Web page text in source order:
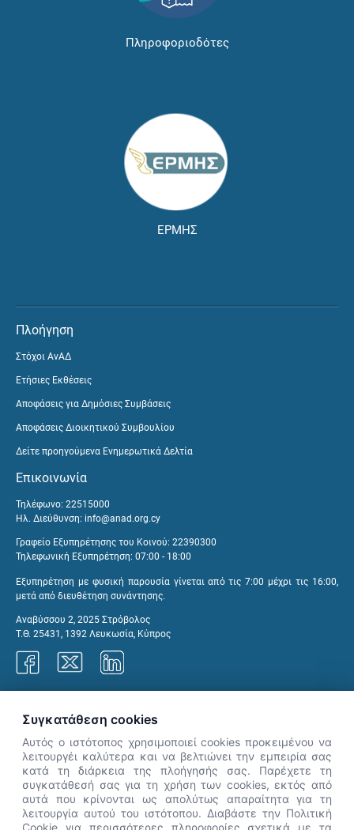
Πληροφοριοδότες
ΕΡΜΗΣ
Πλοήγηση
Στόχοι ΑνΑΔ
Ετήσιες Εκθέσεις
Αποφάσεις για Δημόσιες Συμβάσεις
Αποφάσεις Διοικητικού Συμβουλίου
Δείτε προηγούμενα Ενημερωτικά Δελτία
Επικοινωνία
Τηλέφωνο: 22515000
Ηλ. Διεύθυνση: info@anad.org.cy
Γραφείο Εξυπηρέτησης του Κοινού: 22390300
Τηλεφωνική Εξυπηρέτηση: 07:00 - 18:00
Εξυπηρέτηση με φυσική παρουσία γίνεται από τις 7:00 μέχρι τις 16:00,
μετά από διευθέτηση συνάντησης.
Αναβύσσου 2, 2025 Στρόβολος
Τ.Θ. 25431, 1392 Λευκωσία, Κύπρος
👋 Καλώς ήρθες! Είμαι η Νόησις.
Πες μου πώς μπορώ να σε βοηθήσω
Συγκατάθεση cookies
Αυτός ο ιστότοπος χρησιμοποιεί cookies προκειμένου να
λειτουργέι καλύτερα και να βελτιώνει την εμπειρία σας
κατά τη διάρκεια της πλοήγησής σας. Παρέχετε τη
συγκατάθεσή σας για τη χρήση των cookies, εκτός από
αυτά που κρίνονται ως απολύτως απαραίτητα για τη
λειτουργία αυτού του ιστότοπου. Διαβάστε την Πολιτική
Cookie για περισσότερες πληροφορίες σχετικά με τα